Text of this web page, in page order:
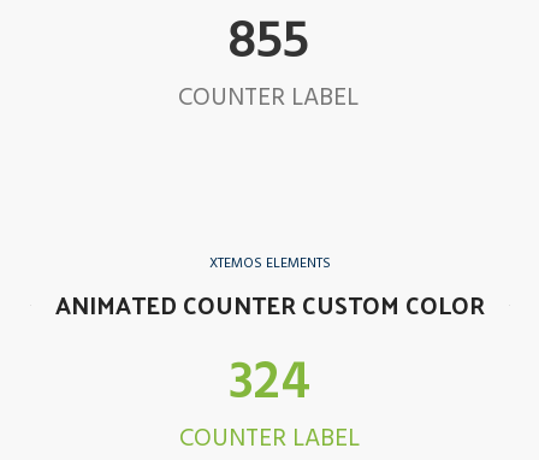
855
COUNTER LABEL
XTEMOS ELEMENTS
ANIMATED COUNTER CUSTOM COLOR
324
COUNTER LABEL